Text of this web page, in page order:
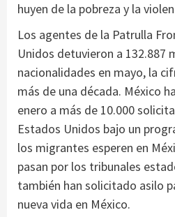
huyen de la pobreza y la
Los agentes de la Patrulla
Unidos detuvieron a 132.887
nacionalidades en mayo, la
más de una década. México
enero a más de 10.000
Estados Unidos bajo un
los migrantes esperen en
pasan por los tribunales
también han solicitado asilo
nueva vida en México.